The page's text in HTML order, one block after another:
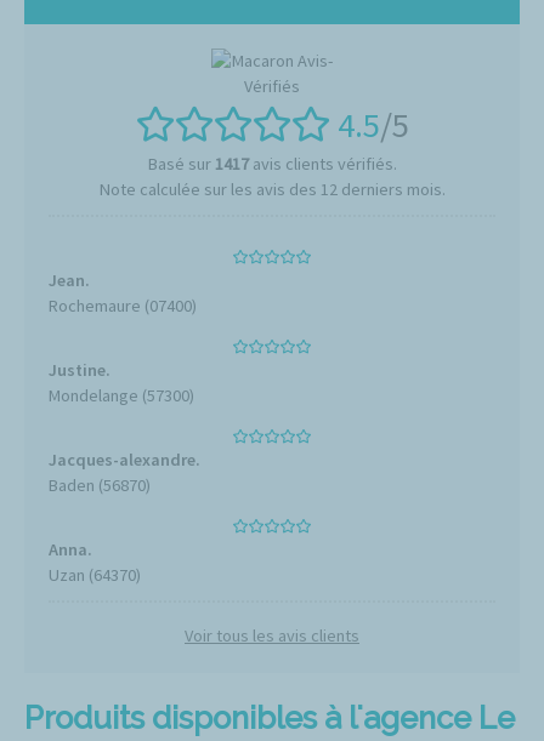
Produits disponibles à l'agence Le
4.5/5
Basé sur 1417avis clients vérifiés.
Note calculée sur les avis des 12 derniers mois.
Jean.
Rochemaure (07400)
Justine.
Mondelange (57300)
Jacques-alexandre.
Baden (56870)
Anna.
Uzan (64370)
Voir tous les avis clients